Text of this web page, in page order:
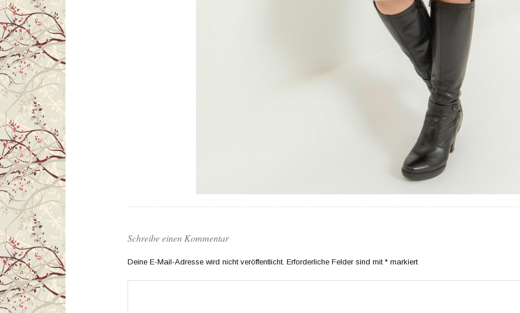
Schreibe einen Kommentar
Deine E-Mail-Adresse wird nicht veröffentlicht. Erforderliche Felder sind mit * markiert